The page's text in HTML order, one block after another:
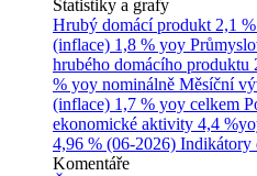
Statistiky a grafy
Hrubý domácí produkt 2,1
(inflace) 1,8 % yoy
hrubého domácího produktu
% yoy nominálně Měsíční
(inflace) 1,7 % yoy celkem
ekonomické aktivity 4,4
4,96 % (06-2026) Indikátory
Komentáře